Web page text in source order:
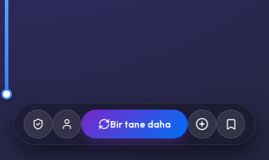
Bir tane daha